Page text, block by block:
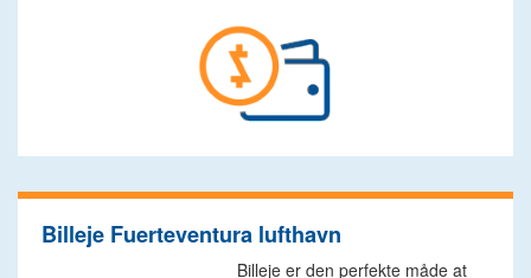
Billeje Fuerteventura lufthavn
Billeje er den perfekte måde at